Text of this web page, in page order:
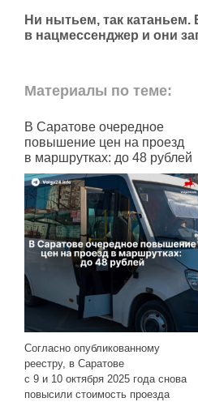
Ни нытьем, так
в нацмессенджер и они
Материалы по теме:
В Саратове очередное
повышение цен на проезд
в маршрутках: до 48 рублей
Согласно опубликованному
реестру, в Саратове
с 9 и 10 октября 2025 года снова
повысили стоимость проезда